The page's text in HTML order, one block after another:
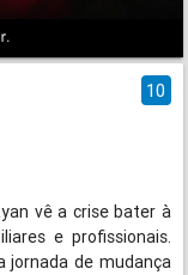
10
vê a crise bater à
e profissionais.
jornada de mudança